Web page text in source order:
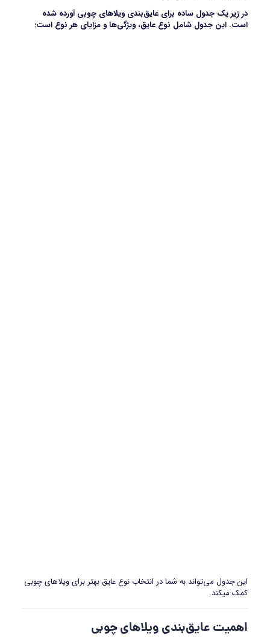
در زیر یک جدول ساده برای عایق‌بندی ویلاهای چوبی آورده شده
است. این جدول شامل نوع عایق، ویژگی‌ها و مزایای هر نوع است:
این جدول می‌تواند به شما در انتخاب نوع عایق‌ بهتر برای ویلاهای چوبی
کمک میکند.
اهمیت عایق‌بندی ویلاهای چوبی